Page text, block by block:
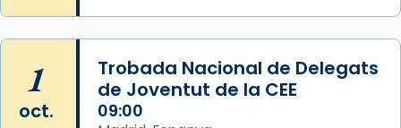
1
oct.
Trobada Nacional de Delegats
de Joventut de la CEE
09:00